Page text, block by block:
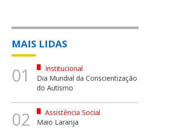
MAIS LIDAS
01
Institucional
Dia Mundial da Conscientização
do Autismo
02
Assistência Social
Maio Laranja